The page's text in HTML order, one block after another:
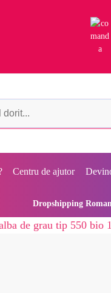
Centru de ajutor
Dropshipping